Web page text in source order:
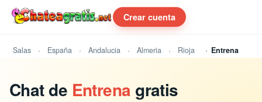
Crear cuenta
Salas España Andalucia Almeria Rioja Entrena
Chat de Entrena gratis